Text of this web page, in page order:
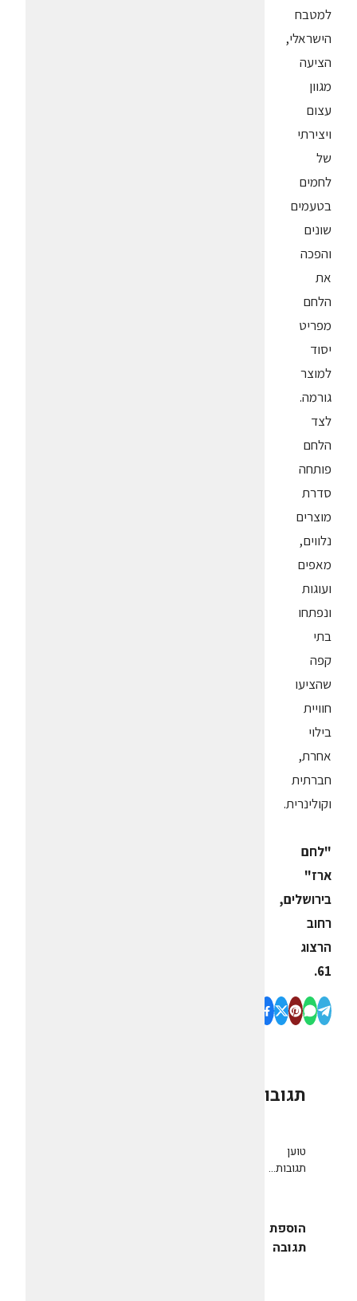
למטבח
הישראלי,
הציעה
מגוון
עצום
ויצירתי
של
לחמים
בטעמים
שונים
והפכה
את
הלחם
מפריט
יסוד
למוצר
גורמה.
לצד
הלחם
פותחה
סדרת
מוצרים
נלווים,
מאפים
ועוגות
ונפתחו
בתי
קפה
שהציעו
חוויית
בילוי
אחרת,
חברתית
וקולינרית.
"לחם
ארז"
בירושלים,
רחוב
הרצוג
61.
תגובות
טוען
תגובות...
הוספת
תגובה